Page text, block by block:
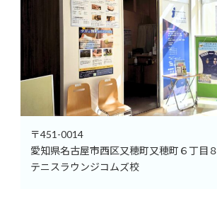
〒451-0014
愛知県名古屋市西区又穂町又穂町６丁目８
テニスラウンジコムズ校